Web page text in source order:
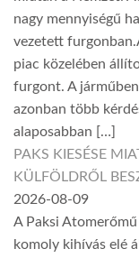
nagy mennyiségű
vezetett
piac közelében
furgont. A
azonban több
alaposabban […]
PAKS KIESÉSE
KÜLFÖLDRŐL
2026-08-09
A Paksi
komoly kihívás elé